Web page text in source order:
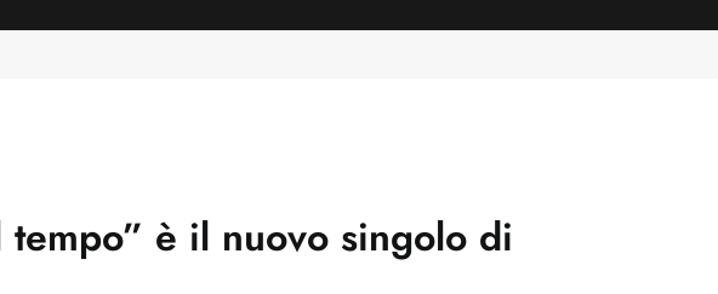
è il nuovo singolo di